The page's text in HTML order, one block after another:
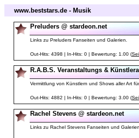
www.beststars.de - Musik
Preluders @ stardeon.net
Links zu Preluders Fanseiten und Galerien.
Out-Hits: 4398 | In-Hits: 0 | Bewertung: 1.00 (
R.A.B.S. Veranstaltungs &
Vermittlung von Künstlern und Shows aller Art
Out-Hits: 4882 | In-Hits: 0 | Bewertung: 3.00 (
Rachel Stevens @ stardeon.net
Links zu Rachel Stevens Fanseiten und Galerien.